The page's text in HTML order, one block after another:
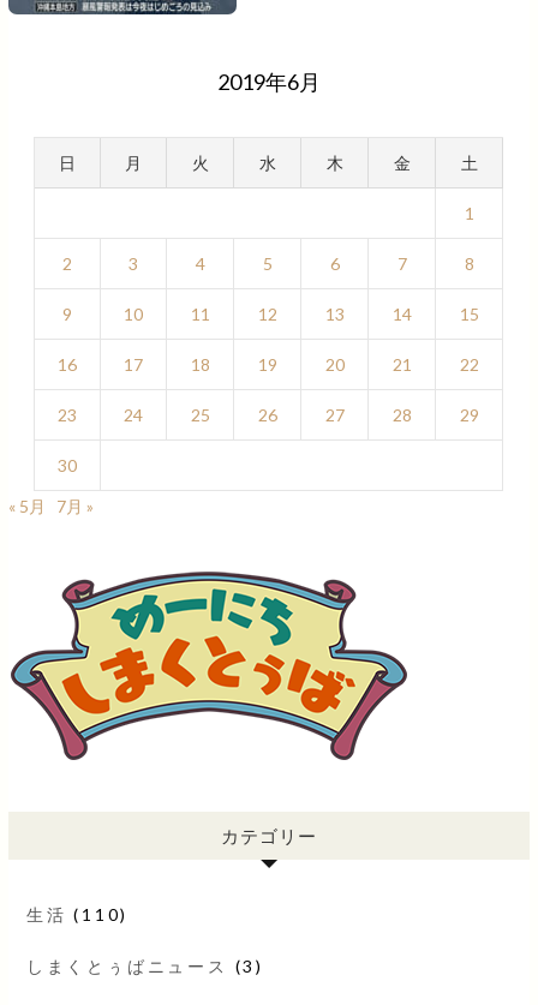
2019年6月
日 月 火 水 木 金 土
1
2 3 4 5 6 7 8
9 10 11 12 13 14 15
16 17 18 19 20 21 22
23 24 25 26 27 28 29
30
« 5月
7月 »
カテゴリー
生活 (110)
しまくとぅばニュース (3)